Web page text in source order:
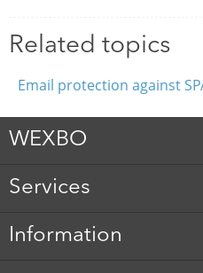
Related topics
Email protection against
WEXBO
Services
Information